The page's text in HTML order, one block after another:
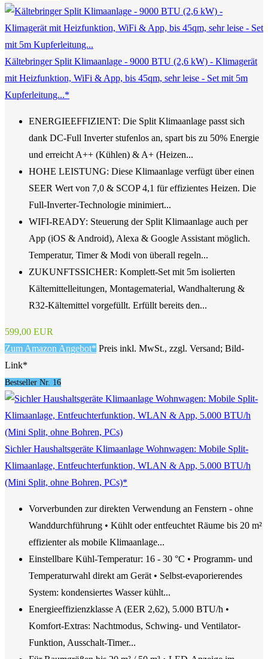
Kältebringer Split Klimaanlage - 9000 BTU (2,6 kW) - Klimagerät
mit Heizfunktion, WiFi & App, bis 45qm, sehr leise - Set mit 5m
Kupferleitung...*
ENERGIEEFFIZIENT: Die Split Klimaanlage passt sich
dank DC-Full Inverter stufenlos an, spart bis zu 50% Energie
und erreicht A++ (Kühlen) & A+ (Heizen...
HOHE LEISTUNG: Diese Klimaanlage verfügt über einen
SEER Wert von 7,0 & SCOP 4,1 für effizientes Heizen. Die
Full-Inverter-Technologie minimiert...
WIFI-READY: Steuerung der Split Klimaanlage auch per
App (iOS & Android), Alexa & Google Assistant möglich.
Temperatur, Timer & Modi von überall regeln...
ZUKUNFTSSICHER: Komplett-Set mit 5m isolierten
Kältemittelleitungen, Montagematerial, Wandhalterung &
R32-Kältemittel vorgefüllt. Erfüllt bereits den...
599,00 EUR
Zum Amazon Angebot* Preis inkl. MwSt., zzgl. Versand; Bild-
Link*
Bestseller Nr. 16
Sichler Haushaltsgeräte Klimaanlage Wohnwagen: Mobile Split-
Klimaanlage, Entfeuchterfunktion, WLAN & App, 5.000 BTU/h
(Mini Split, ohne Bohren, PCs)*
Vorverbunden zur direkten Verwendung an Fenstern - ohne
Wanddurchführung • Kühlt oder entfeuchtet Räume bis 20 m²
effizienter als mobile Klimaanlage...
Einstellbare Kühl-Temperatur: 16 - 30 °C • Programm- und
Temperaturwahl direkt am Gerät • Selbst-evaporierendes
System: kondensiertes Wasser kühlt...
Energieeffizienzklasse A (EER 2,62), 5.000 BTU/h •
Komfort-Extras: Nachtmodus, Schwing- und Ventilator-
Funktion, Ausschalt-Timer...